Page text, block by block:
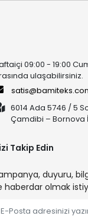
09:00 - 19:00
ulaşabilirsiniz.
6014 Ada 5746 / 5
Çamdibi – Bornova
Takip Edin
duyuru,
haberdar olmak